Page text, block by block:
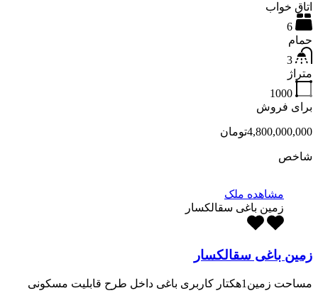
اتاق خواب
6
حمام
3
متراژ
1000
برای فروش
4,800,000,000تومان
شاخص
مشاهده ملک
زمین باغی سقالکسار
زمین باغی سقالکسار
مساحت زمین1هکتار کاربری باغی داخل طرح قابلیت مسکونی